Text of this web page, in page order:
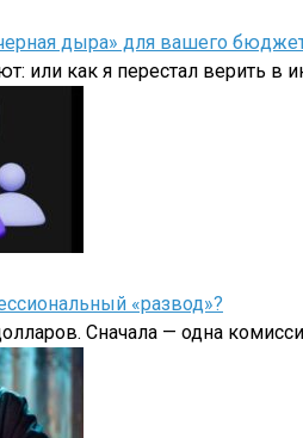
дыра» для вашего
или как я перестал верить в
«развод»?
Сначала — одна